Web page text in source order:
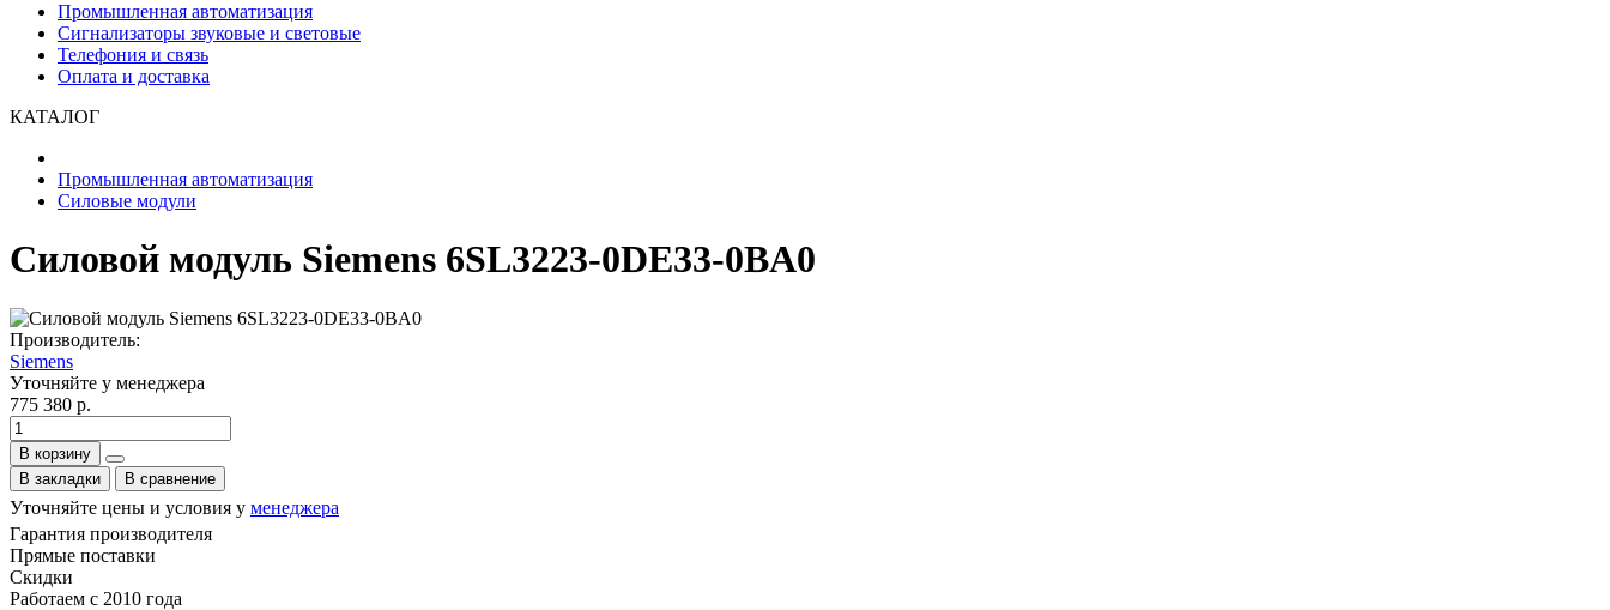
Промышленная автоматизация
Сигнализаторы звуковые и световые
Телефония и связь
Оплата и доставка
КАТАЛОГ
Промышленная автоматизация
Силовые модули
Силовой модуль Siemens 6SL3223-0DE33-0BA0
Производитель:
Siemens
Уточняйте у менеджера
775 380 р.
В корзину
В закладки
В сравнение
Уточняйте цены и условия у менеджера
Гарантия производителя
Прямые поставки
Скидки
Работаем с 2010 года